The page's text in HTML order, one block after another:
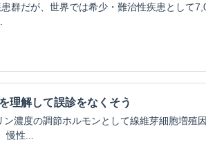
群だが、世界では希少・難治性疾患として
理解して誤診をなくそう
濃度の調節ホルモンとして線維芽細胞増殖
慢性...